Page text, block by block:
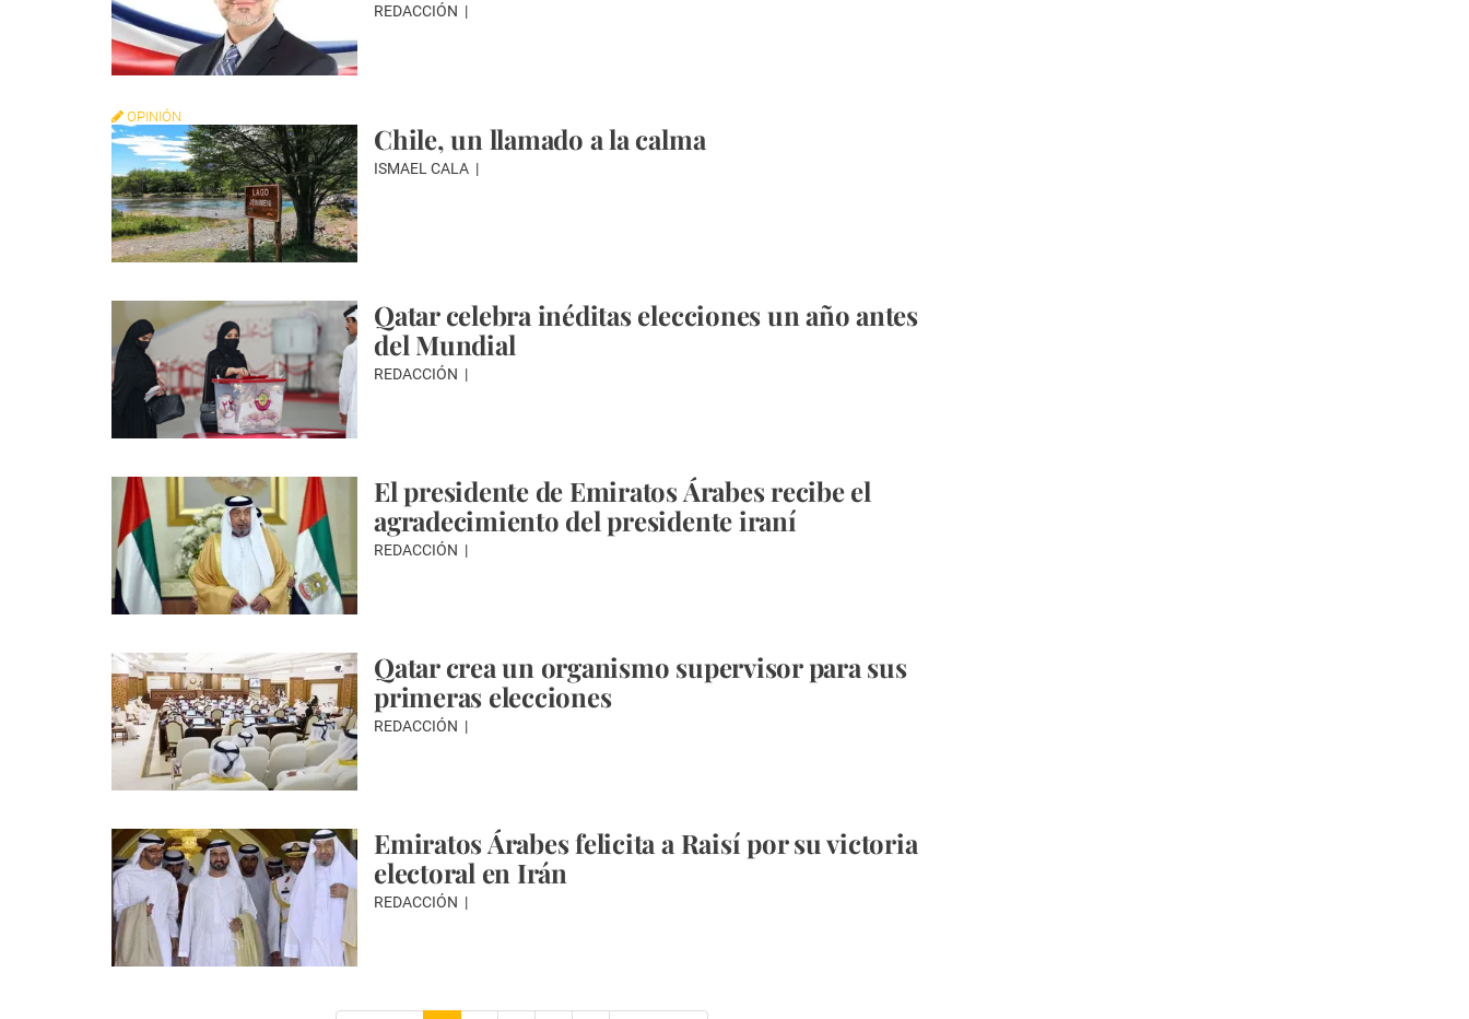
REDACCIÓN
OPINIÓN
Chile, un llamado a la calma
ISMAEL CALA
Qatar celebra inéditas elecciones un año antes
del Mundial
REDACCIÓN
El presidente de Emiratos Árabes recibe el
agradecimiento del presidente iraní
REDACCIÓN
Qatar crea un organismo supervisor para sus
primeras elecciones
REDACCIÓN
Emiratos Árabes felicita a Raisí por su victoria
electoral en Irán
REDACCIÓN